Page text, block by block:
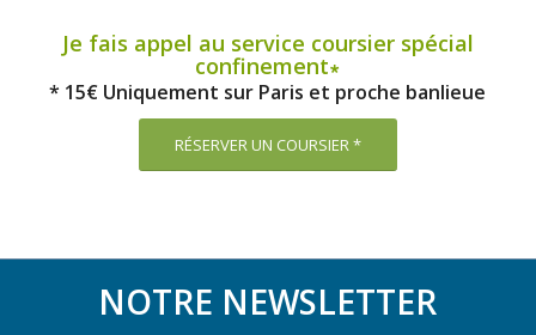
Je fais appel au service coursier spécial
confinement∗
* 15€ Uniquement sur Paris et proche banlieue
RÉSERVER UN COURSIER *
NOTRE NEWSLETTER